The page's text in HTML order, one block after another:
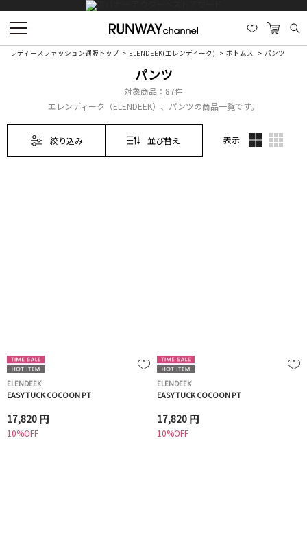
レディースファッション通販トップ ELENDEEK(エレンディーク) ボトムス パンツ
パンツ
対象商品： 87件
エレンディーク（ELENDEEK）、パンツの商品一覧です。
絞り込み 並び替え 表示
ELENDEEK
EASY TUCK COCOON PT
17,820 円
10%OFF
ELENDEEK
EASY TUCK COCOON PT
17,820 円
10%OFF